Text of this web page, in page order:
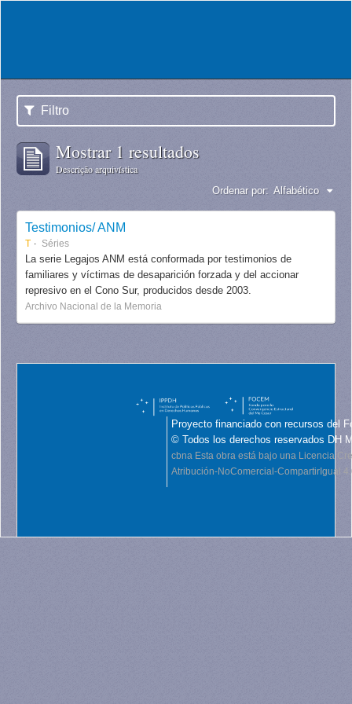
Filtro
Mostrar 1 resultados
Descrição arquivística
Ordenar por: Alfabético
Testimonios/ ANM
T Séries
La serie Legajos ANM está conformada por testimonios de
familiares y víctimas de desaparición forzada y del accionar
represivo en el Cono Sur, producidos desde 2003.
Archivo Nacional de la Memoria
Proyecto financiado con recursos del
© Todos los derechos reservados DH
cbna Esta obra está bajo una Licencia
Atribución-NoComercial-CompartirIgual